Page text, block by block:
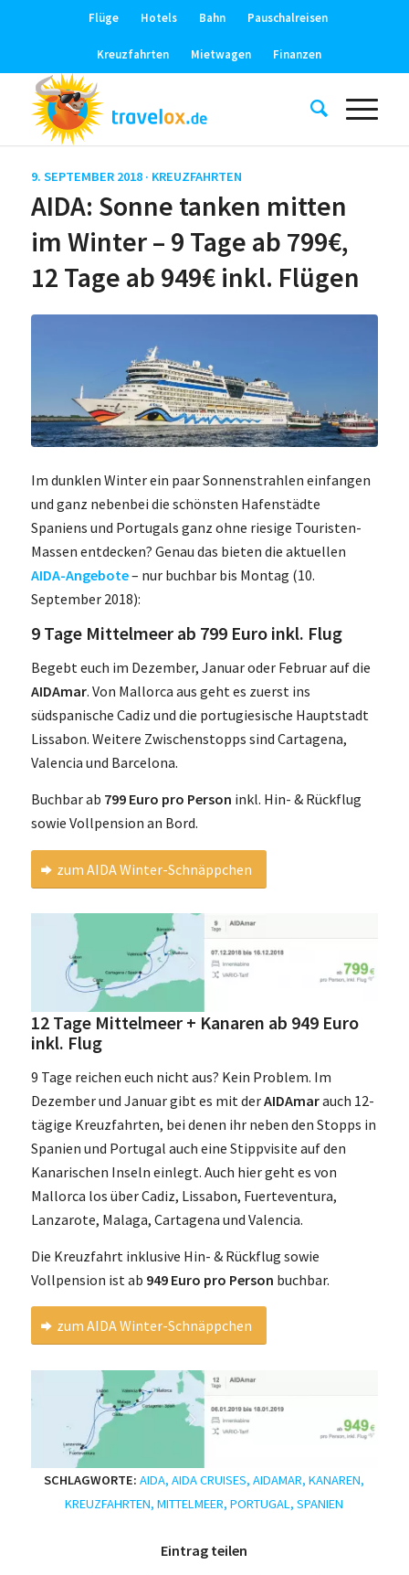
Flüge Hotels Bahn Pauschalreisen
Kreuzfahrten Mietwagen Finanzen
9. SEPTEMBER 2018 · KREUZFAHRTEN
AIDA: Sonne tanken mitten
im Winter – 9 Tage ab 799€,
12 Tage ab 949€ inkl. Flügen
Im dunklen Winter ein paar Sonnenstrahlen einfangen
und ganz nebenbei die schönsten Hafenstädte
Spaniens und Portugals ganz ohne riesige Touristen-
Massen entdecken? Genau das bieten die aktuellen
AIDA-Angebote– nur buchbar bis Montag (10.
September 2018):
9 Tage Mittelmeer ab 799 Euro inkl. Flug
Begebt euch im Dezember, Januar oder Februar auf die
AIDAmar. Von Mallorca aus geht es zuerst ins
südspanische Cadiz und die portugiesische Hauptstadt
Lissabon. Weitere Zwischenstopps sind Cartagena,
Valencia und Barcelona.
Buchbar ab 799 Euro pro Person inkl. Hin- & Rückflug
sowie Vollpension an Bord.
zum AIDA Winter-Schnäppchen
12 Tage Mittelmeer + Kanaren ab 949 Euro
inkl. Flug
9 Tage reichen euch nicht aus? Kein Problem. Im
Dezember und Januar gibt es mit derAIDAmarauch 12-
tägige Kreuzfahrten, bei denen ihr neben den Stopps in
Spanien und Portugal auch eine Stippvisite auf den
Kanarischen Inseln einlegt. Auch hier geht es von
Mallorca los über Cadiz, Lissabon, Fuerteventura,
Lanzarote, Malaga, Cartagena und Valencia.
Die Kreuzfahrt inklusive Hin- & Rückflug sowie
Vollpension ist ab 949 Euro pro Person buchbar.
zum AIDA Winter-Schnäppchen
SCHLAGWORTE: AIDA,AIDA CRUISES,AIDAMAR,KANAREN,
KREUZFAHRTEN,MITTELMEER,PORTUGAL,SPANIEN
Eintrag teilen